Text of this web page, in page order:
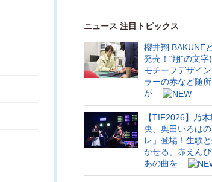
ニュース 注目トピックス
櫻井翔 BAKUNE
発売！“翔”の文
モチーフデザイ
ラーの赤など随
が…
【TIF2026】乃
央、奥田いろは
レ」登場！生歌
かせる。赤えん
あの曲を…